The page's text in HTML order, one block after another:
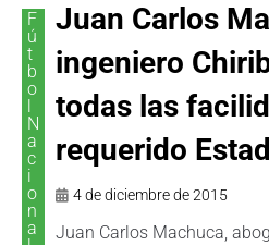
F
ú
t
b
o
N
a
c
i
o
n
a
Juan Carlos
ingeniero
todas las
requerido
4 de diciembre de 2015
Juan Carlos Machuca,